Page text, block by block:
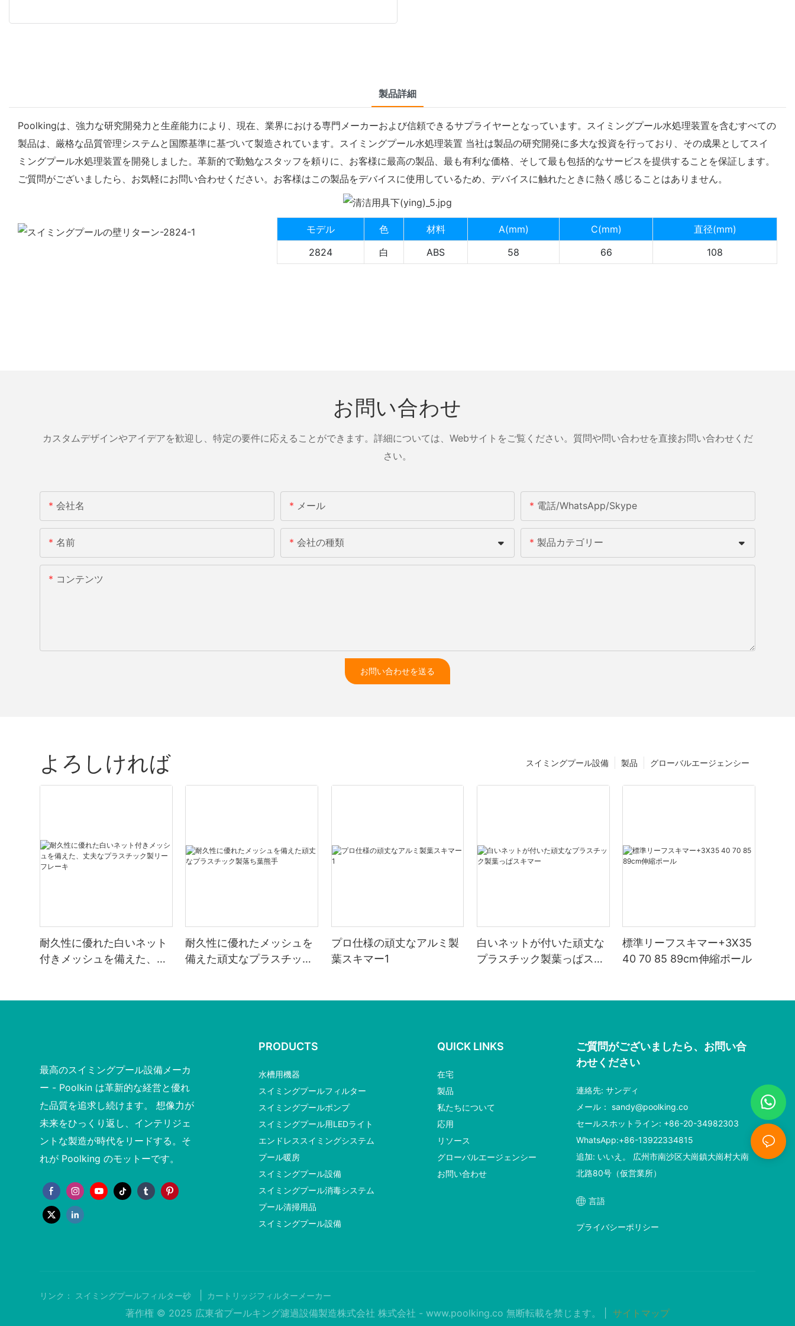
製品詳細
Poolkingは、強力な研究開発力と生産能力により、現在、業界における専門メーカーおよび信頼できるサプライヤーとなっています。スイミングプール水処理装置を含むすべての
製品は、厳格な品質管理システムと国際基準に基づいて製造されています。スイミングプール水処理装置 当社は製品の研究開発に多大な投資を行っており、その成果としてスイ
ミングプール水処理装置を開発しました。革新的で勤勉なスタッフを頼りに、お客様に最高の製品、最も有利な価格、そして最も包括的なサービスを提供することを保証します。
ご質問がございましたら、お気軽にお問い合わせください。お客様はこの製品をデバイスに使用しているため、デバイスに触れたときに熱く感じることはありません。
モデル 色 材料 A(mm) C(mm)
直径(mm)
2824
白 ABS 58 66 108
お問い合わせ
カスタムデザインやアイデアを歓迎し、特定の要件に応えることができます。詳細については、Webサイトをご覧ください。質問や問い合わせを直接お問い合わせくだ
さい。
会社名 メール 電話/WhatsApp/Skype
名前 会社の種類 製品カテゴリー
コンテンツ
お問い合わせを送る
よろしければ グローバルエージェンシー
製品
スイミングプール設備
耐久性に優れた白いネット
付きメッシュを備えた、丈
耐久性に優れたメッシュを
備えた頑丈なプラスチック
プロ仕様の頑丈なアルミ製
葉スキマー1
白いネットが付いた頑丈な
プラスチック製葉っぱスキ
標準リーフスキマー+3X35
40 70 85 89cm伸縮ポール
最高のスイミングプール設備メーカ
ー - Poolkin は革新的な経営と優れ
た品質を追求し続けます。 想像力が
未来をひっくり返し、インテリジェ
ントな製造が時代をリードする。そ
れが Poolking のモットーです。
PRODUCTS
水槽用機器
スイミングプールフィルター
スイミングプールポンプ
スイミングプール用LEDライト
エンドレススイミングシステム
プール暖房
スイミングプール設備
スイミングプール消毒システム
プール清掃用品
スイミングプール設備
QUICK LINKS
在宅
製品
私たちについて
応用
リソース
グローバルエージェンシー
お問い合わせ
ご質問がございましたら、お問い合
わせください
連絡先: サンディ
メール：sandy@poolking.co
セールスホットライン: +86-20-34982303
WhatsApp:+86-13922334815
追加: いいえ。 広州市南沙区大崗鎮大崗村大南
北路80号（仮営業所）
言語
プライバシーポリシー
リンク： スイミングプールフィルター砂 カートリッジフィルターメーカー
著作権 © 2025 広東省プールキング濾過設備製造株式会社 株式会社 - www.poolking.co 無断転載を禁じます。 | サイトマップ